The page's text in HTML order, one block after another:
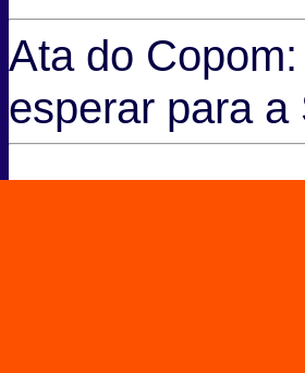
Ata do
esperar para a